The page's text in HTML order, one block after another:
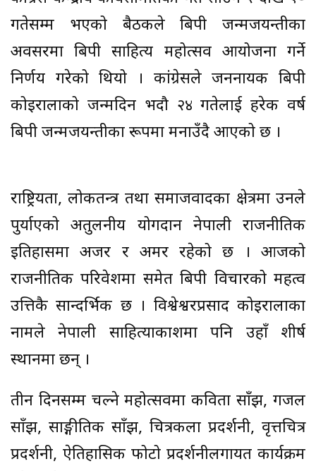
गतेसम्म भएको बैठकले बिपी जन्मजयन्तीका
अवसरमा बिपी साहित्य महोत्सव आयोजना गर्ने
निर्णय गरेको थियो । कांग्रेसले जननायक बिपी
कोइरालाको जन्मदिन भदौ २४ गतेलाई हरेक वर्ष
बिपी जन्मजयन्तीका रूपमा मनाउँदै आएको छ ।
राष्ट्रियता, लोकतन्त्र तथा समाजवादका क्षेत्रमा उनले
पुर्याएको अतुलनीय योगदान नेपाली राजनीतिक
इतिहासमा अजर र अमर रहेको छ । आजको
राजनीतिक परिवेशमा समेत बिपी विचारको महत्व
उत्तिकै सान्दर्भिक छ । विश्वेश्वरप्रसाद कोइरालाका
नामले नेपाली साहित्याकाशमा पनि उहाँ शीर्ष
स्थानमा छन् ।
तीन दिनसम्म चल्ने महोत्सवमा कविता साँझ, गजल
साँझ, साङ्गीतिक साँझ, चित्रकला प्रदर्शनी, वृत्तचित्र
प्रदर्शनी, ऐतिहासिक फोटो प्रदर्शनीलगायत कार्यक्रम